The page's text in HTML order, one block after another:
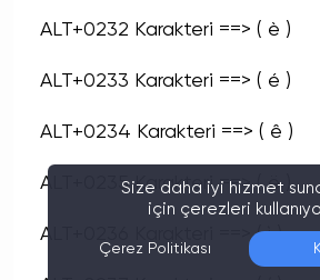
ALT+0232 Karakteri ==> ( è )
ALT+0233 Karakteri ==> ( é )
ALT+0234 Karakteri ==> ( ê )
ALT+0235 Karakteri ==> ( ë )
ALT+0236 Karakteri ==> ( ì )
Size daha iyi hizmet
için çerezleri
Çerez Politikası